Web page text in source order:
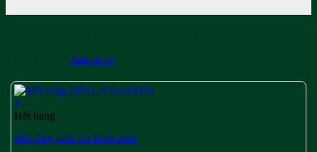
Xem tất cả
+
Hết hàng
Mật Ong Hữu Cơ Bạch Đàn